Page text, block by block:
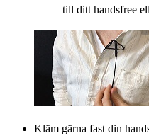
till ditt handsfree
Kläm gärna fast din